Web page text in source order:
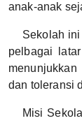
anak-anak
Sekolah
pelbagai
dan toleransi
Misi